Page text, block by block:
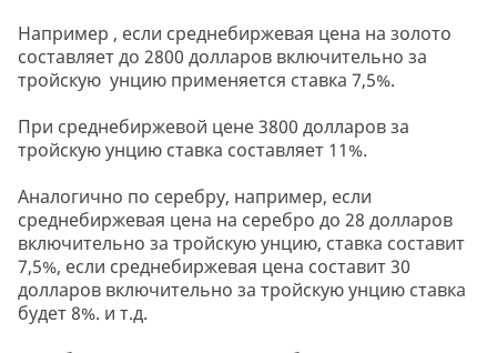
Например , если среднебиржевая цена на золото
составляет до 2800 долларов включительно за
тройскую унцию применяется ставка 7,5%.
При среднебиржевой цене 3800 долларов за
тройскую унцию ставка составляет 11%.
Аналогично по серебру, например, если
среднебиржевая цена на серебро до 28 долларов
включительно за тройскую унцию, ставка составит
7,5%, если среднебиржевая цена составит 30
долларов включительно за тройскую унцию ставка
будет 8%. и т.д.